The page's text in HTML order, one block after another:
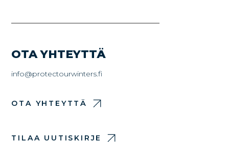
OTA YHTEYTTÄ
info@protectourwinters.fi
OTA YHTEYTTÄ
TILAA UUTISKIRJE